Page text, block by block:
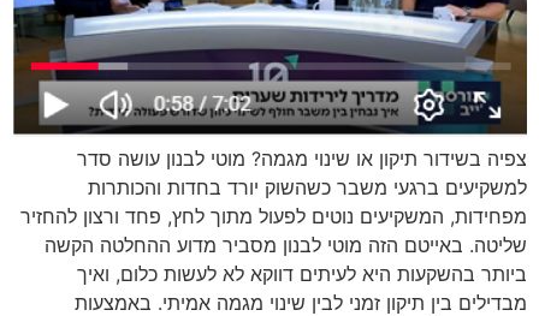
צפיה בשידור תיקון או שינוי מגמה? מוטי לבנון עושה סדר
למשקיעים ברגעי משבר כשהשוק יורד בחדות והכותרות
מפחידות, המשקיעים נוטים לפעול מתוך לחץ, פחד ורצון להחזיר
שליטה. באייטם הזה מוטי לבנון מסביר מדוע ההחלטה הקשה
ביותר בהשקעות היא לעיתים דווקא לא לעשות כלום, ואיך
מבדילים בין תיקון זמני לבין שינוי מגמה אמיתי. באמצעות